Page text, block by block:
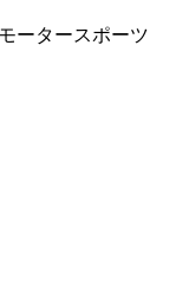
ータースポーツ